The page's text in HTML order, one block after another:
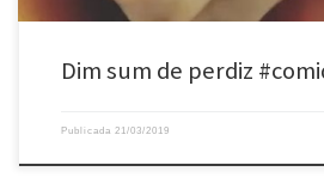
Dim sum de perdiz
Publicada 21/03/2019